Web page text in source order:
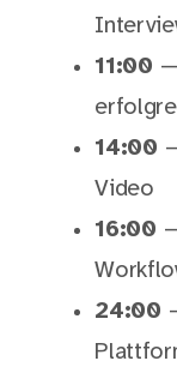
11:00
14:00
Video
16:00
24:00